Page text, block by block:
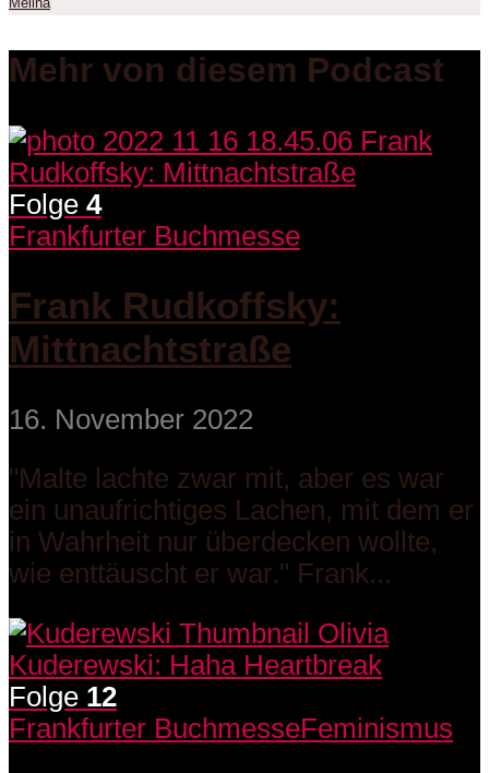
Melina
Mehr von diesem Podcast
Folge 4
Frankfurter Buchmesse
Frank Rudkoffsky:
Mittnachtstraße
16. November 2022
"Malte lachte zwar mit, aber es war
ein unaufrichtiges Lachen, mit dem er
in Wahrheit nur überdecken wollte,
wie enttäuscht er war." Frank...
Folge 12
Frankfurter BuchmesseFeminismus